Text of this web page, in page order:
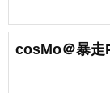
cosMo＠暴走